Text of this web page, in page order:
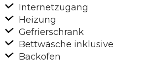
Internetzugang
Heizung
Gefrierschrank
Bettwäsche inklusive
Backofen